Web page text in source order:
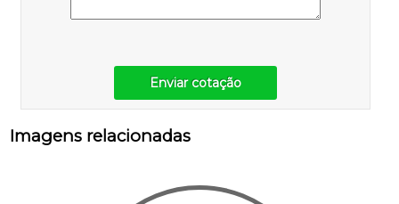
Enviar cotação
Imagens relacionadas